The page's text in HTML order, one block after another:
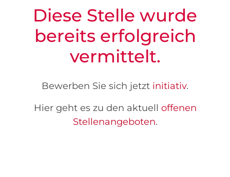
Diese Stelle wurde
bereits erfolgreich
vermittelt.
Bewerben Sie sich jetzt initiativ.
Hier geht es zu den aktuell offenen
Stellenangeboten.